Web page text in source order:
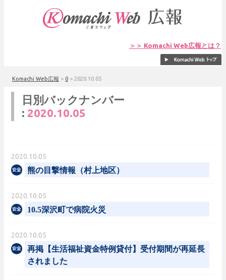
＞＞ Komachi Web広報とは？
Komachi Web広報 > 0 > 2020.10.05
日別バックナンバー
: 2020.10.05
2020.10.05
熊の目撃情報（村上地区）
2020.10.05
10.5深沢町で病院火災
2020.10.05
再掲【生活福祉資金特例貸付】受付期間が再延長
されました